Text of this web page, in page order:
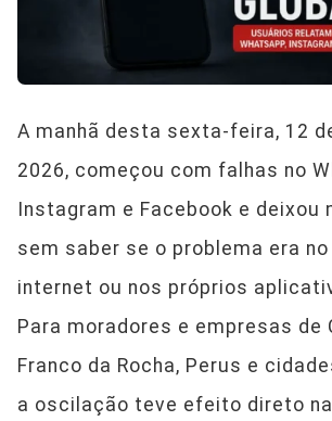
A manhã desta sexta-feira, 12
2026, começou com falhas no
Instagram e Facebook e deixou
sem saber se o problema era no
internet ou nos próprios
Para moradores e empresas de
Franco da Rocha, Perus e
a oscilação teve efeito direto